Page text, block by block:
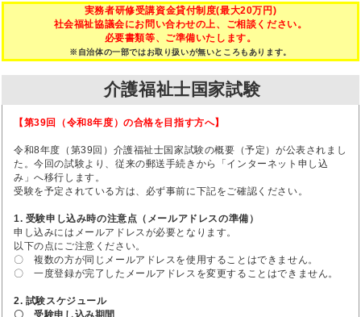
実務者研修受講資金貸付制度(最大20万円)
社会福祉協議会にお問い合わせの上、ご相談ください。
必要書類等、ご準備いたします。
※自治体の一部ではお取り扱いが無いところもあります。
介護福祉士国家試験
【第39回（令和8年度）の合格を目指す方へ】
令和8年度（第39回）介護福祉士国家試験の概要（予定）が公表されまし
た。今回の試験より、従来の郵送手続きから「インターネット申し込
み」へ移行します。
受験を予定されている方は、必ず事前に下記をご確認ください。
1. 受験申し込み時の注意点（メールアドレスの準備）
申し込みにはメールアドレスが必要となります。
以下の点にご注意ください。
〇 複数の方が同じメールアドレスを使用することはできません。
〇 一度登録が完了したメールアドレスを変更することはできません。
2. 試験スケジュール
〇 受験申し込み期間